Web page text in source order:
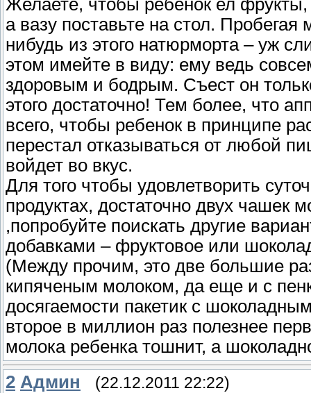
а вазу поставьте на стол.
нибудь из этого натюрморта – уж
этом имейте в виду: ему ведь
здоровым и бодрым. Съест он
этого достаточно! Тем более, что
всего, чтобы ребенок в принципе
перестал отказываться от любой
войдет во вкус.
Для того чтобы удовлетворить
продуктах, достаточно двух чашек
,попробуйте поискать другие
добавками – фруктовое или
(Между прочим, это две большие
кипяченым молоком, да еще и с
досягаемости пакетик с
второе в миллион раз полезнее
молока ребенка тошнит, а
2 Админ (22.12.2011 22:22)